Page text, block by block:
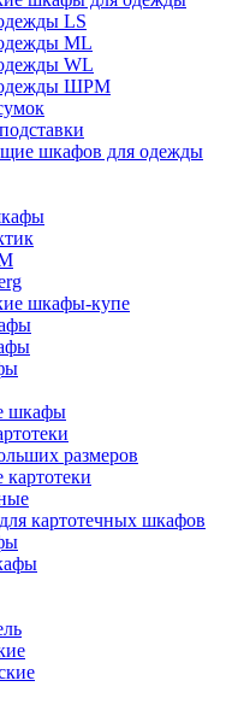
LS
ML
WL
ШРМ
шкафов для одежды
шкафы-купе
шкафы
размеров
картотечных шкафов